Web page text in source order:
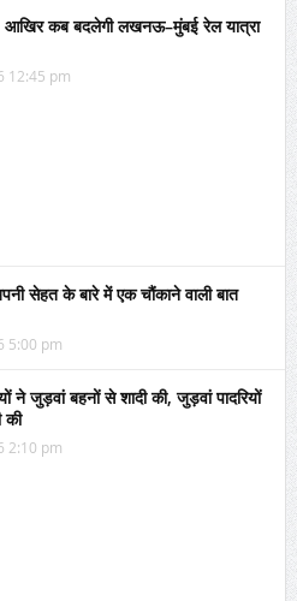
कब बदलेगी लखनऊ–मुंबई रेल यात्रा
12:45 pm
सेहत के बारे में एक चौंकाने वाली बात
5:00 pm
ने जुड़वां बहनों से शादी की, जुड़वां पादरियों
की
2:10 pm